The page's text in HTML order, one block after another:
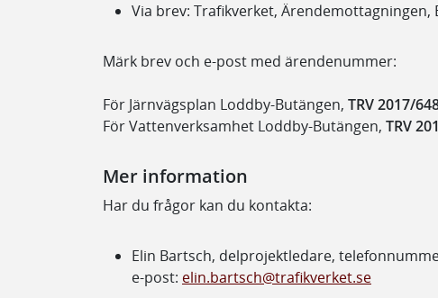
Via brev: Trafikverket, Ärendemottagningen,
Märk brev och e-post med ärendenummer:
För Järnvägsplan Loddby-Butängen, TRV 2017/
För Vattenverksamhet Loddby-Butängen, TRV
Mer information
Har du frågor kan du kontakta:
Elin Bartsch, delprojektledare,
e-post: elin.bartsch@trafikverket.se